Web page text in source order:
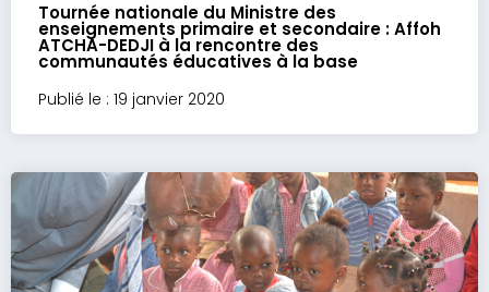
Tournée nationale du Ministre des
enseignements primaire et secondaire : Affoh
ATCHA-DEDJI à la rencontre des
communautés éducatives à la base
Publié le : 19 janvier 2020